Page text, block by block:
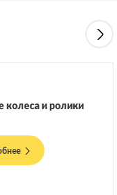
колеса и ролики